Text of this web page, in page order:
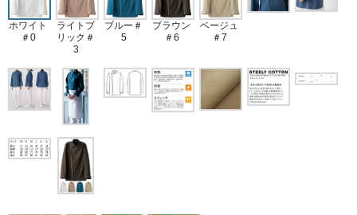
ホワイト
＃0
ライトブ
リック＃
3
ブルー＃
5
ブラウン
＃6
ベージュ
＃7